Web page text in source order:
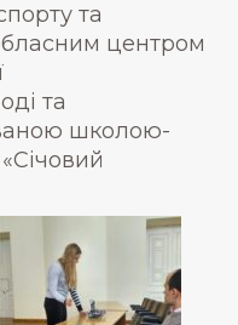
та
центром
та
школою-
«Січовий